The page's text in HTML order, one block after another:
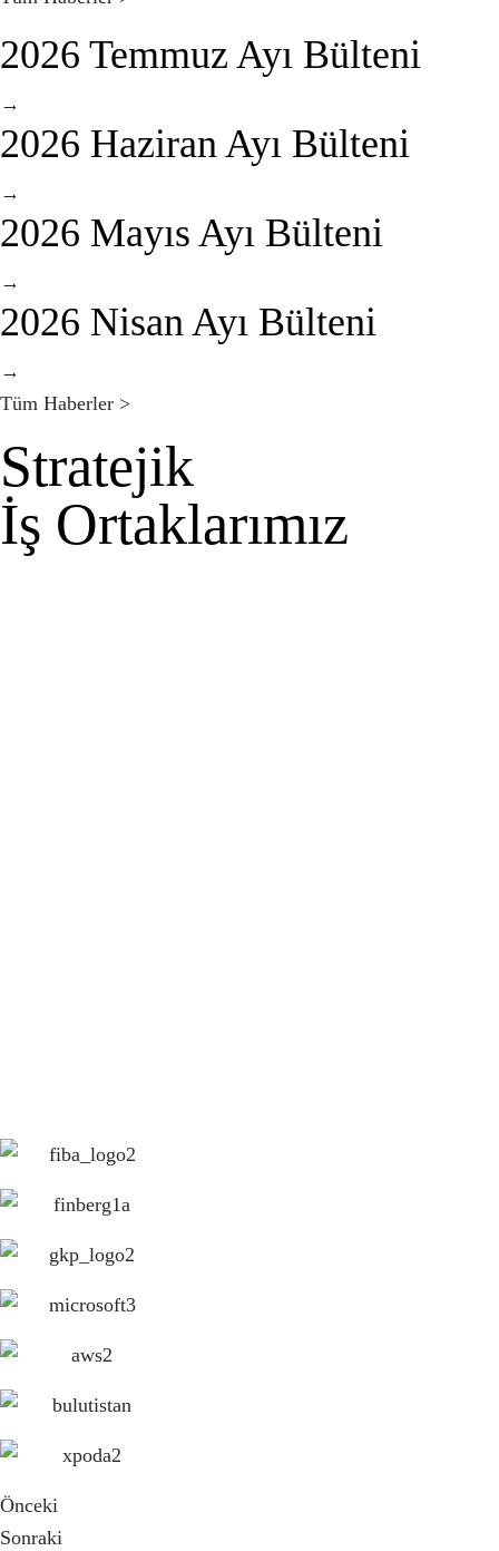
2026 Temmuz Ayı Bülteni
→
2026 Haziran Ayı Bülteni
→
2026 Mayıs Ayı Bülteni
→
2026 Nisan Ayı Bülteni
→
Tüm Haberler >
Stratejik
İş Ortaklarımız
Önceki
Sonraki